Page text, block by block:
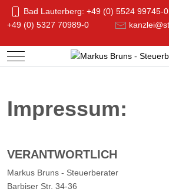
Bad Lauterberg: +49 (0) 5524 99745-0
+49 (0) 5327 70989-0
Mobile Menu Toggle
Impressum:
VERANTWORTLICH
Markus Bruns - Steuerberater
Barbiser Str. 34-36